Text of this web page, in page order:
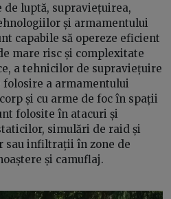
luptă, supraviețuirea,
și armamentului
capabile să opereze eficient
mare risc și complexitate
a tehnicilor de supraviețuire
a armamentului
și cu arme de foc în spații
folosite în atacuri și
simulări de raid și
sau infiltrații în zone de
și camuflaj.